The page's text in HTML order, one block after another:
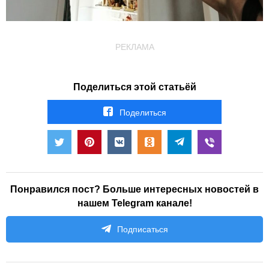
РЕКЛАМА
Поделиться этой статьёй
Поделиться
Понравился пост? Больше интересных новостей в
нашем Telegram канале!
Подписаться